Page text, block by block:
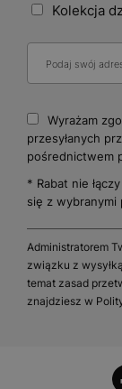
Kolekcja
Wyrażam
przesyłanych
pośrednictwem
* Rabat nie
się z wybranymi
Administratorem
związku z
temat zasad
znajdziesz w